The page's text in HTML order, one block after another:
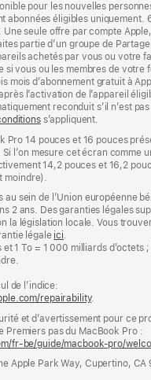
pour les nouvelles
abonnées éligibles uniquement.
Une seule offre par compte
partie d’un groupe de
achetés par vous ou votre
si vous ou les membres de votre
mois d’abonnement gratuit à
l’activation de l’appareil
reconduit s’il n’est
s’appliquent.
Pro 14 pouces et 16 pouces
l’on mesure cet écran comme
14,2 pouces et 16,2
moindre).
au sein de l’Union européenne
2 ans. Des garanties légales
la législation locale. Vous
légale ici.
et 1 To = 1 000 milliards d’octets
de l’indice:
repairability.
et d’avertissement pour ce
Premiers pas du MacBook Pro :
fr-be/guide/macbook-pro/
Apple Park Way, Cupertino,